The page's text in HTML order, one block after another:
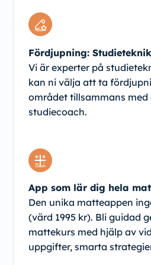
Fördjupning: Studieteknik
Vi är experter på
kan ni välja att ta
området tillsammans med
studiecoach.
App som lär dig hela
Den unika matteappen
(värd 1995 kr). Bli guidad
mattekurs med hjälp av
uppgifter, smarta